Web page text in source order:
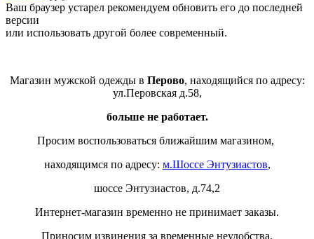
Ваш браузер устарел рекомендуем обновить его до последней
версии
или использовать другой более современный.
Магазин мужской одежды в Перово, находящийся по адресу:
ул.Перовская д.58,
больше не работает.
Просим воспользоваться ближайшим магазином,
находящимся по адресу: м.Шоссе Энтузиастов,
шоссе Энтузиастов, д.74,2
Интернет-магазин временно не принимает заказы.
Приносим извинения за временные неудобства.